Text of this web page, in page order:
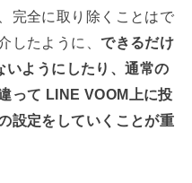
完全に取り除くことはで
したように、できるだけ
いようにしたり、通常の
って LINE VOOM上に投
設定をしていくことが重